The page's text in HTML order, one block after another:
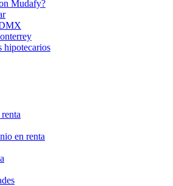
Mudafy?
hipotecarios
en renta